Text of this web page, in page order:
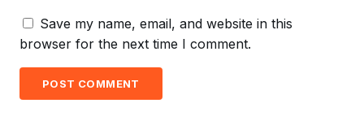
Save my name, email, and website in this
browser for the next time I comment.
POST COMMENT